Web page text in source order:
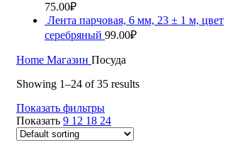
75.00₽
Лента парчовая, 6 мм, 23 ± 1 м, цвет
серебряный 99.00₽
Home Магазин Посуда
Showing 1–24 of 35 results
Показать фильтры
Показать 9 12 18 24